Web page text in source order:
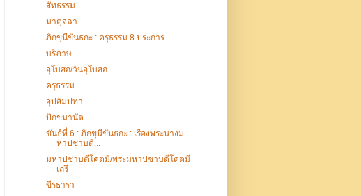
สัทธรรม
มาตุจฉา
ภิกขุนีขันธกะ : ครุธรรม 8 ประการ
บริภาษ
อุโบสถ/วันอุโบสถ
ครุธรรม
อุปสัมปทา
ปักขมานัต
ขันธ์ที่ 6 : ภิกขุนีขันธกะ : เรื่องพระนางม
หาปชาบดี...
มหาปชาบดีโคตมี/พระมหาปชาบดีโคตมี
เถรี
ขีรธารา